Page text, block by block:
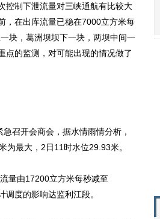
制下泄流量对三峡通航有比较大
，在出库流量已稳在7000立方米每
块，葛洲坝坝下一块，两坝中间一
点的监测，对可能出现的情况做了
召开会商会，据水情雨情分析，
最大，2日11时水位29.93米。
量由17200立方米每秒减至
度的影响达监利江段。